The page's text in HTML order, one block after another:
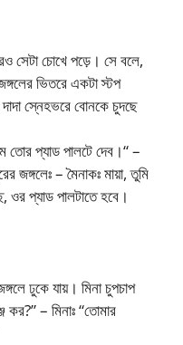
সেটা চোখে পড়ে। সে বলে,
ভিতরে একটা স্টপ
স্নেহভরে বোনকে চুদছে
তোর প্যাড পালটে দেব।“ –
জঙ্গলেঃ – মৈনাকঃ মায়া, তুমি
ওর প্যাড পালটাতে হবে।
ঢুকে যায়। মিনা চুপচাপ
কর?” – মিনাঃ “তোমার